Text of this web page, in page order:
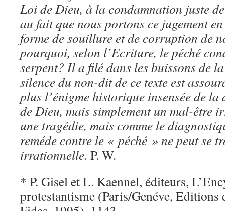
Loi de Dieu, à la condamnation juste
au fait que nous portons ce jugement
forme de souillure et de corruption de
pourquoi, selon l’Ecriture, le péché
serpent? Il a filé dans les buissons de
silence du non-dit de ce texte est
plus l’énigme historique insensée de
de Dieu, mais simplement un mal-être
une tragédie, mais comme le
reméde contre le « péché » ne peut se
irrationnelle. P. W.
* P. Gisel et L. Kaennel, éditeurs,
protestantisme (Paris/Genéve,